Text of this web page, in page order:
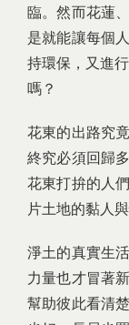
臨。然而花蓮
是就能讓每個
持環保，又進
嗎？
花東的出路究
終究必須回歸
花東打拚的人
片土地的黏人
淨土的真實生
力量也才冒著
幫助彼此看清